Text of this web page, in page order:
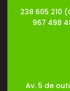
238 605 210
967 498
Av. 5 de